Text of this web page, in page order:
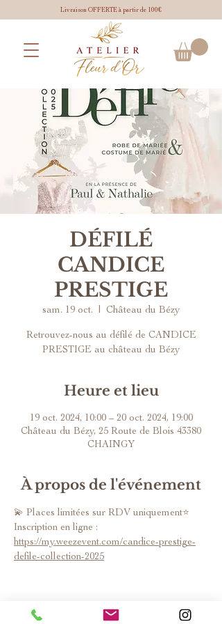
Livraison OFFERTE à partir de 100€
DÉFILÉ
CANDICE
PRESTIGE
sam. 19 oct. Château du Bézy
Retrouvez-nous au défilé de CANDICE
PRESTIGE au château du Bézy
Heure et lieu
19 oct. 2024, 10:00 – 20 oct. 2024, 19:00
Château du Bézy, 25 Route de Blois 43380
CHAINGY
À propos de l'événement
💫 Places limitées sur RDV uniquement⭐️
Inscription en ligne :
https://my.weezevent.com/candice-prestige-
defile-collection-2025